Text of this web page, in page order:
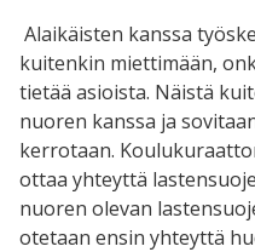
Alaikäisten kanssa
kuitenkin miettimään,
tietää asioista. Näistä
nuoren kanssa ja
kerrotaan.
ottaa yhteyttä
nuoren olevan
otetaan ensin yhteyttä